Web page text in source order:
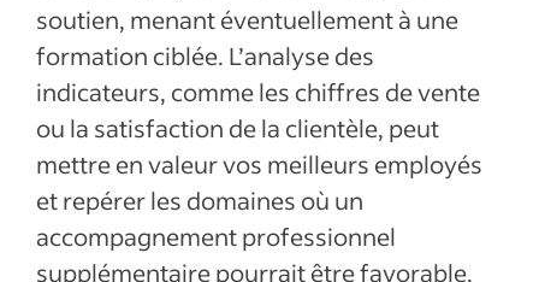
soutien, menant éventuellement à une
formation ciblée. L’analyse des
indicateurs, comme les chiffres de vente
ou la satisfaction de la clientèle, peut
mettre en valeur vos meilleurs employés
et repérer les domaines où un
accompagnement professionnel
supplémentaire pourrait être favorable.